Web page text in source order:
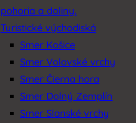
pohoria a doliny.
Turistické východiská
Smer Košice
Smer Volovské vrchy
Smer Čierna hora
Smer Dolný Zemplín
Smer Slanské vrchy